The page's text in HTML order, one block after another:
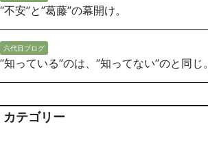
“不安”と”葛藤”の幕開け。
六代目ブログ
”知っている”のは、”知ってない”のと同じ。
カテゴリー